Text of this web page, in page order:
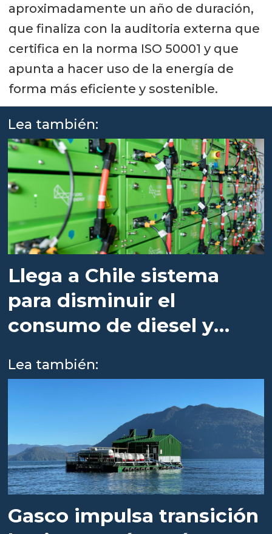
aproximadamente un año de duración,
que finaliza con la auditoria externa que
certifica en la norma ISO 50001 y que
apunta a hacer uso de la energía de
forma más eficiente y sostenible.
Lea también:
Llega a Chile sistema
para disminuir el
consumo de diesel y
Lea también:
Gasco impulsa transición